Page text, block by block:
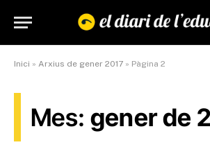
Inici » Arxius de gener 2017 » Pàgina 2
Mes: gener de